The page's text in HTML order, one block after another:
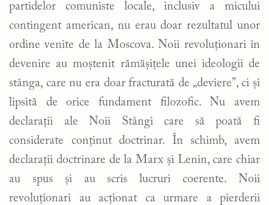
partidelor comuniste locale, inclusiv a micului
contingent american, nu erau doar rezultatul unor
ordine venite de la Moscova. Noii revoluționari în
devenire au moștenit rămășițele unei ideologii de
stânga, care nu era doar fracturată de „deviere”, ci și
lipsită de orice fundament filozofic. Nu avem
declarații ale Noii Stângi care să poată fi
considerate conținut doctrinar. În schimb, avem
declarații doctrinare de la Marx și Lenin, care chiar
au spus și au scris lucruri coerente. Noii
revoluționari au acționat ca urmare a pierderii